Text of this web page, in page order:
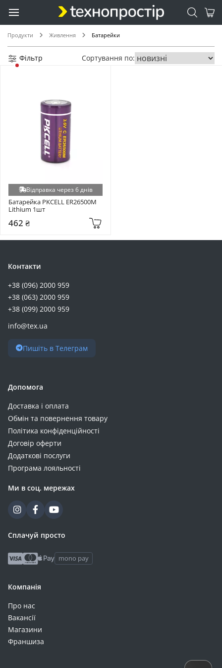
Продукти Живлення Батарейки
LR936/AG9 (+1)
PR312 (+1)
PR-13 (+1)
SR1130 (+1)
SR421SW (+1)
SR712SW (+1)
Фільтр Сортування по:
Відправка через 6 днів
Батарейка PKCELL ER26500M
Lithium 1шт
462 ₴
Контакти
+38 (096) 2000 959
+38 (063) 2000 959
+38 (099) 2000 959
info@tex.ua
Пишіть в Телеграм
Допомога
Доставка і оплата
Обмін та повернення товару
Політика конфіденційності
Договір оферти
Додаткові послуги
Програма лояльності
Ми в соц. мережах
Сплачуй просто
mono pay
Компанія
Про нас
Вакансії
Магазини
Франшиза